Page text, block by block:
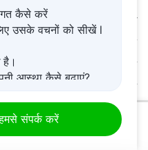
कैसे करें
उसके वचनों को सीखें l
है।
आस्था कैसे बढ़ाएं?
संपर्क करें
भाग चार